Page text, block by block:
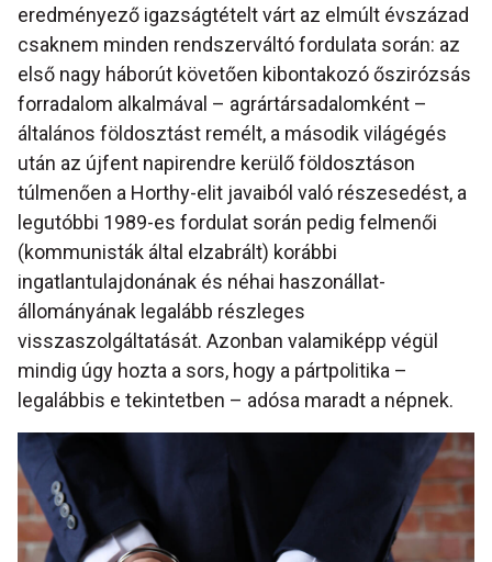
eredményező igazságtételt várt az elmúlt évszázad
csaknem minden rendszerváltó fordulata során: az
első nagy háborút követően kibontakozó őszirózsás
forradalom alkalmával – agrártársadalomként –
általános földosztást remélt, a második világégés
után az újfent napirendre kerülő földosztáson
túlmenően a Horthy-elit javaiból való részesedést, a
legutóbbi 1989-es fordulat során pedig felmenői
(kommunisták által elzabrált) korábbi
ingatlantulajdonának és néhai haszonállat-
állományának legalább részleges
visszaszolgáltatását. Azonban valamiképp végül
mindig úgy hozta a sors, hogy a pártpolitika –
legalábbis e tekintetben – adósa maradt a népnek.